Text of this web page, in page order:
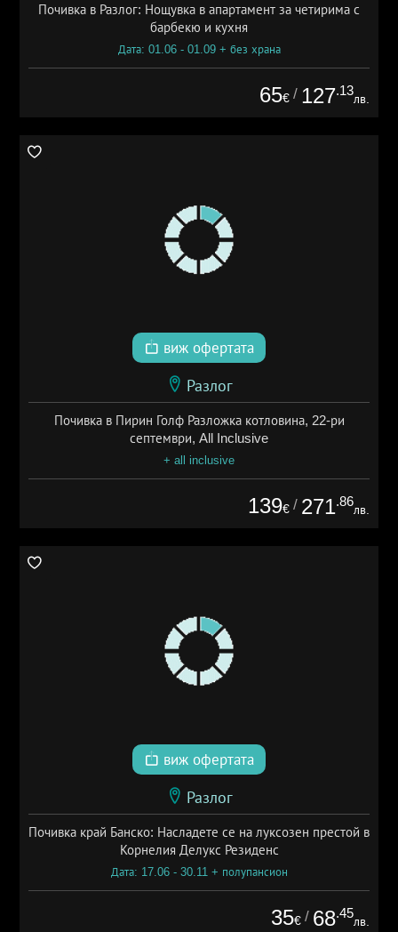
Почивка в Разлог: Нощувка в апартамент за четирима с
барбекю и кухня
Дата: 01.06 - 01.09 + без храна
65€ / 127.13
лв.
виж офертата
Разлог
Почивка в Пирин Голф Разложка котловина, 22-ри
септември, All Inclusive
+ all inclusive
139€ / 271.86
лв.
виж офертата
Разлог
Почивка край Банско: Насладете се на луксозен престой в
Корнелия Делукс Резиденс
Дата: 17.06 - 30.11 + полупансион
35€ / 68.45
лв.